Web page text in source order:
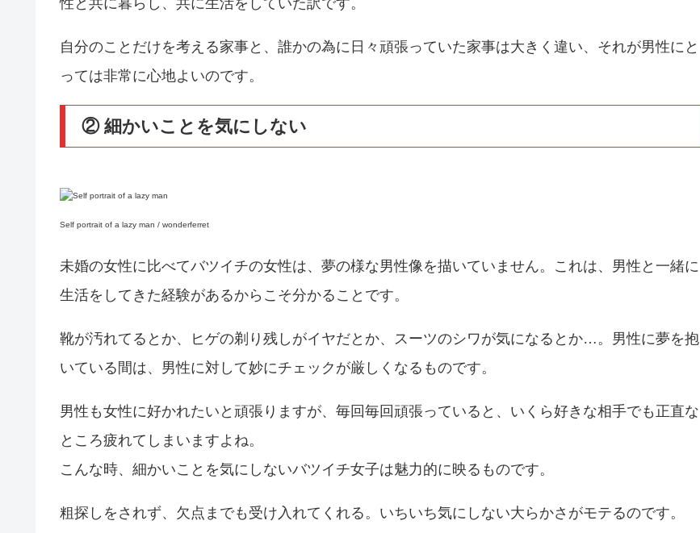
自分のことだけを考える家事と、誰かの為に日々頑張っていた家事は大きく違い、それが男性にと
っては非常に心地よいのです。
② 細かいことを気にしない
Self portrait of a lazy man / wonderferret
未婚の女性に比べてバツイチの女性は、夢の様な男性像を描いていません。これは、男性と一緒に
生活をしてきた経験があるからこそ分かることです。
靴が汚れてるとか、ヒゲの剃り残しがイヤだとか、スーツのシワが気になるとか…。男性に夢を抱
いている間は、男性に対して妙にチェックが厳しくなるものです。
男性も女性に好かれたいと頑張りますが、毎回毎回頑張っていると、いくら好きな相手でも正直な
ところ疲れてしまいますよね。
こんな時、細かいことを気にしないバツイチ女子は魅力的に映るものです。
粗探しをされず、欠点までも受け入れてくれる。いちいち気にしない大らかさがモテるのです。